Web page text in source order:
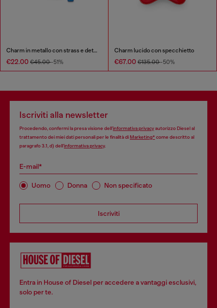
Charm in metallo con strass e dettagli con logo Diesel
€22.00 €45.00-51%
Charm lucido con specchietto
€67.00 €135.00-50%
Iscriviti alla newsletter
Procedendo, confermi la presa visione dell’informativa privacyautorizzo Diesel al
trattamento dei miei dati personali per le finalità diMarketing*come descritto al
paragrafo 3.1, d) dell’informativa privacy.
E-mail*
Uomo Donna Non specificato
Iscriviti
Entra in House of Diesel per accedere a vantaggi esclusivi,
solo per te.